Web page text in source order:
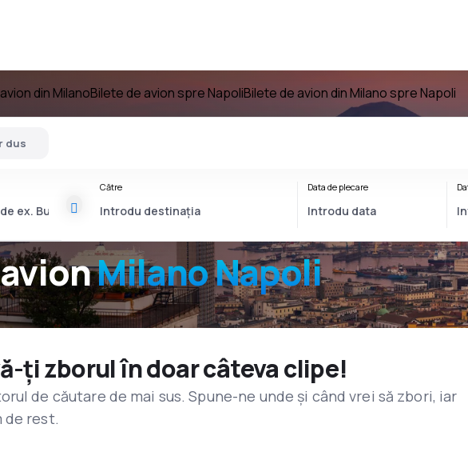
din MilanoBilete de avion spre NapoliBilete de avion din Milano spre Napoli
Milano Napoli
dus
Către Data de plecare
ți zborul în doar câteva clipe!
de căutare de mai sus. Spune-ne unde și când vrei să zbori, iar
de rest.